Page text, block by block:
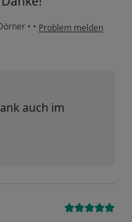
• • Problem melden
auch im